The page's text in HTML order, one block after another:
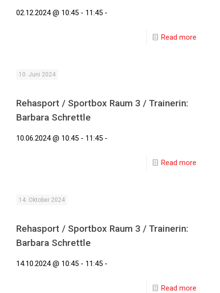
02.12.2024 @ 10:45 - 11:45 -
Read more
10. Juni 2024
Rehasport / Sportbox Raum 3 / Trainerin:
Barbara Schrettle
10.06.2024 @ 10:45 - 11:45 -
Read more
14. Oktober 2024
Rehasport / Sportbox Raum 3 / Trainerin:
Barbara Schrettle
14.10.2024 @ 10:45 - 11:45 -
Read more